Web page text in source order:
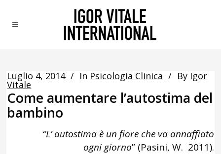
Luglio 4, 2014 In Psicologia Clinica By Igor
Vitale
Come aumentare l’autostima del
bambino
“L’ autostima è un fiore che va annaffiato
ogni giorno” (Pasini, W. 2011).